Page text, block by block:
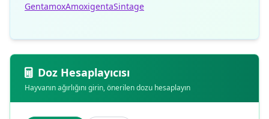
GentamoxAmoxigentaSintage
Doz Hesaplayıcısı
Hayvanın ağırlığını girin, önerilen dozu hesaplayın